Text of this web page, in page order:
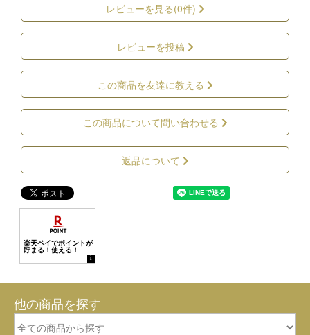
レビューを見る(0件)
レビューを投稿
この商品を友達に教える
この商品について問い合わせる
返品について
他の商品を探す